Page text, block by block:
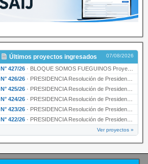
Últimos proyectos ingresados 07/08/2026
N° 427/26 · BLOQUE SOMOS FUEGUINOS Proyecto de Declaración declarando de interés provincial PRESIDENCI…
N° 426/26 · PRESIDENCIA Resolución de Presidencia N° 216/26 declarando de interés provincial la labor …
N° 425/26 · PRESIDENCIA Resolución de Presidencia N° 212/26 declarando de interés provincial el “50° A…
N° 424/26 · PRESIDENCIA Resolución de Presidencia Nº 210/26 declarando de interés provincial el proyec…
N° 423/26 · PRESIDENCIA Resolución de Presidencia Nº 209/26 declarando de interés provincial la presen…
N° 422/26 · PRESIDENCIA Resolución de Presidencia N° 200/26 para su ratificación.
Ver proyectos »